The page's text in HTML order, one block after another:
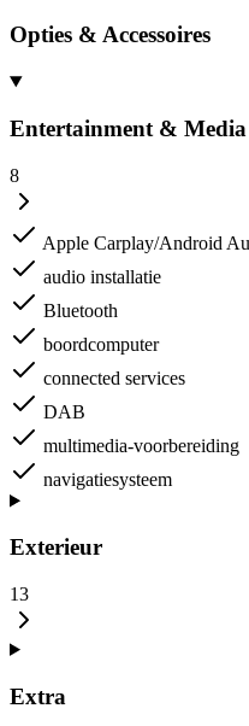
Opties & Accessoires
Entertainment & Media
8
Apple Carplay/Android
audio installatie
Bluetooth
boordcomputer
connected services
DAB
multimedia-voorbereiding
navigatiesysteem
Exterieur
13
Extra